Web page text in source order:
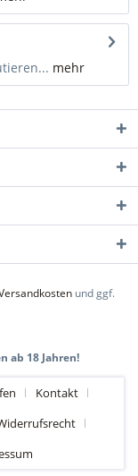
mehr
und ggf.
ab 18 Jahren!
Kontakt